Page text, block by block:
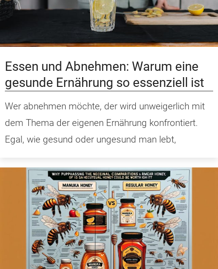
Essen und Abnehmen: Warum eine
gesunde Ernährung so essenziell ist
Wer abnehmen möchte, der wird unweigerlich mit
dem Thema der eigenen Ernährung konfrontiert.
Egal, wie gesund oder ungesund man lebt,